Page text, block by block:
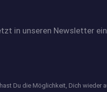
in unseren Newsletter
Du die Möglichkeit, Dich